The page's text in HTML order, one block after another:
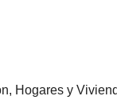
Hogares y